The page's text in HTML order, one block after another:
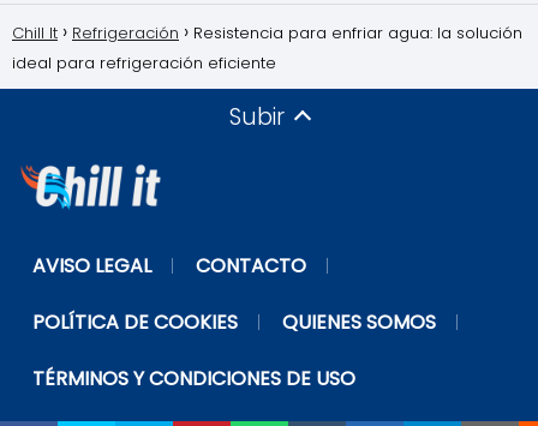
Chill It Refrigeración
Resistencia para enfriar agua: la solución
ideal para refrigeración eficiente
Subir
AVISO LEGAL CONTACTO
POLÍTICA DE COOKIES QUIENES SOMOS
TÉRMINOS Y CONDICIONES DE USO